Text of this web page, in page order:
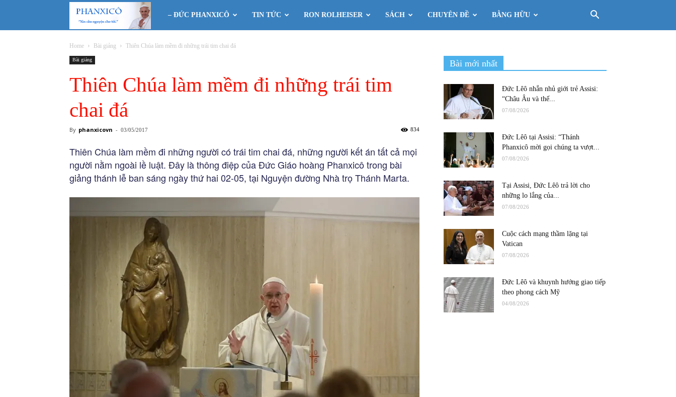
Phanxicô
– ĐỨC PHANXICÔ TIN TỨC RON ROLHEISER SÁCH CHUYÊN ĐỀ BẰNG HỮU
Home Bài giảng Thiên Chúa làm mềm đi những trái tim chai đá
Bài giảng
Thiên Chúa làm mềm đi những trái tim
chai đá
By phanxicovn - 03/05/2017 834
Thiên Chúa làm mềm đi những người có trái tim chai đá, những người kết án tất cả mọi
người nằm ngoài lề luật. Đây là thông điệp của Đức Giáo hoàng Phanxicô trong bài
giảng thánh lễ ban sáng ngày thứ hai 02-05, tại Nguyện đường Nhà trọ Thánh Marta.
Bài mới nhất
Đức Lêô nhắn nhủ giới trẻ Assisi:
“Châu Âu và thế...
07/08/2026
Đức Lêô tại Assisi: “Thánh
Phanxicô mời gọi chúng ta vượt...
07/08/2026
Tại Assisi, Đức Lêô trả lời cho
những lo lắng của...
07/08/2026
Cuộc cách mạng thầm lặng tại
Vatican
07/08/2026
Đức Lêô và khuynh hướng giao tiếp
theo phong cách Mỹ
04/08/2026